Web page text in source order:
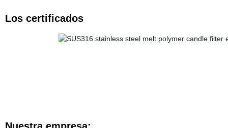
Los certificados